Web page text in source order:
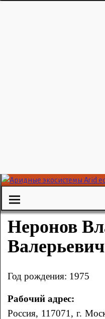
Неронов
Валерьевич
Год рождения: 1975
Рабочий адрес:
Россия, 117071, г.